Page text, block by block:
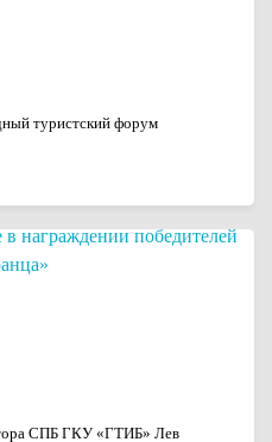
туристский форум
СПБ ГКУ «ГТИБ» Лев